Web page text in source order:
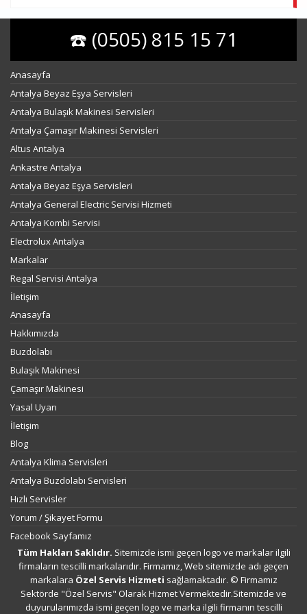
☎️ (0505) 815 15 71
Anasayfa
Antalya Beyaz Eşya Servisleri
Antalya Bulaşık Makinesi Servisleri
Antalya Çamaşır Makinesi Servisleri
Altus Antalya
Ankastre Antalya
Antalya Beyaz Eşya Servisleri
Antalya General Electric Servisi Hizmeti
Antalya Kombi Servisi
Electrolux Antalya
Markalar
Regal Servisi Antalya
İletişim
Anasayfa
Hakkımızda
Buzdolabı
Bulaşık Makinesi
Çamaşır Makinesi
Yasal Uyarı
İletişim
Blog
Antalya Klima Servisleri
Antalya Buzdolabı Servisleri
Hızlı Servisler
Yorum / Şikayet Formu
Facebook Sayfamız
Tüm Hakları Saklıdır. Sitemizde ismi geçen logo ve markalar ilgili
firmaların tescilli markalarıdır. Firmamız, Web sitemizde adı geçen
markalara Özel Servis Hizmeti sağlamaktadır. © Firmamız
Sektörde "Özel Servis" Olarak Hizmet Vermektedir.Sitemizde ve
duyurularımızda ismi geçen logo ve marka ilgili firmanın tescilli